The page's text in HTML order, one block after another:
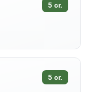
5 cr.
5 cr.